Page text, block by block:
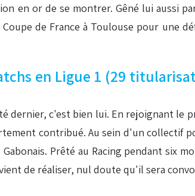
en or de se montrer. Gêné lui aussi
de France à Toulouse pour une
en Ligue 1 (29
dernier, c'est bien lui. En rejoignant le
contribué. Au sein d'un collectif
Prêté au Racing pendant six
de réaliser, nul doute qu'il sera